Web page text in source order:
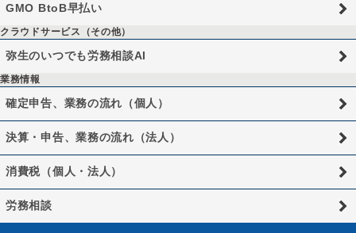
GMO BtoB早払い
クラウドサービス（その他）
弥生のいつでも労務相談AI
業務情報
確定申告、業務の流れ（個人）
決算・申告、業務の流れ（法人）
消費税（個人・法人）
労務相談